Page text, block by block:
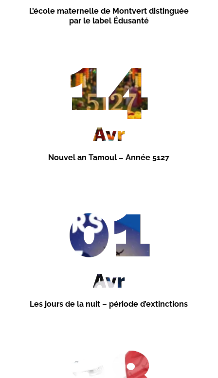
L’école maternelle de Montvert distinguée
par le label Édusanté
Nouvel an Tamoul – Année 5127
14
Avr
Les jours de la nuit – période d’extinctions
01
Avr